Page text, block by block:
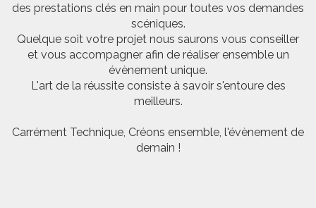
des prestations clés en main pour toutes vos demandes
scéniques.
Quelque soit votre projet nous saurons vous conseiller
et vous accompagner afin de réaliser ensemble un
évènement unique.
L'art de la réussite consiste à savoir s'entoure des
meilleurs.
Carrément Technique, Créons ensemble, l'évènement de
demain !